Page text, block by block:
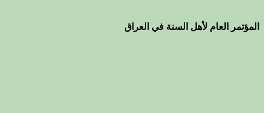
المؤتمر العام لأهل السنة في العراق